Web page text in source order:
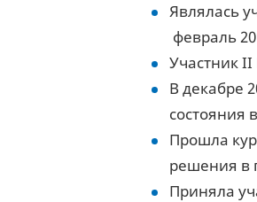
Являлась
февраль
Участник
В декабре
состояния
Прошла
решения в
Приняла